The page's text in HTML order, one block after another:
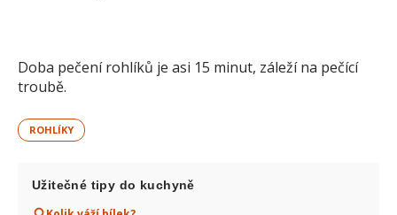
Doba pečení rohlíků je asi 15 minut, záleží na pečící
troubě.
ROHLÍKY
Užitečné tipy do kuchyně